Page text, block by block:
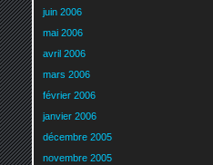
juin 2006
mai 2006
avril 2006
mars 2006
février 2006
janvier 2006
décembre 2005
novembre 2005